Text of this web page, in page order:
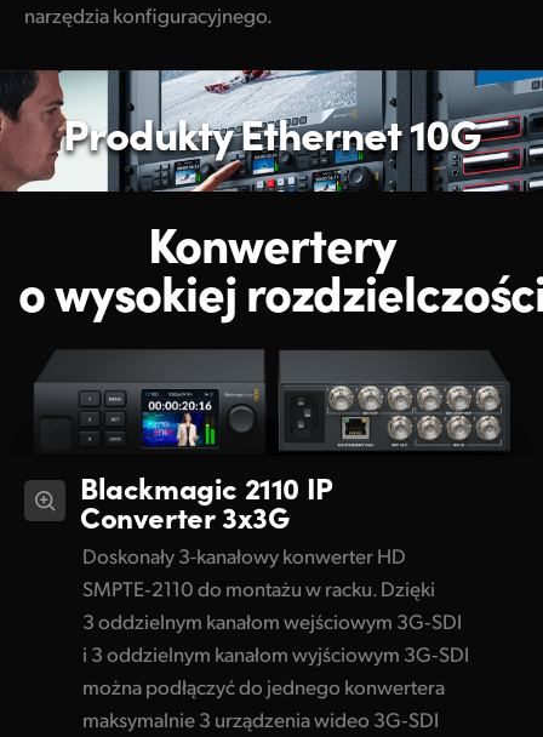
narzędzia konfiguracyjnego.
Produkty Ethernet 10G
Konwertery
o wysokiej
Blackmagic 2110 IP
Converter 3x3G
Doskonały 3-kanałowy konwerter HD
SMPTE‑2110 do montażu w racku. Dzięki
3 oddzielnym kanałom wejściowym 3G‑SDI
i 3 oddzielnym kanałom wyjściowym 3G‑SDI
można podłączyć do jednego konwertera
maksymalnie 3 urządzenia wideo 3G‑SDI